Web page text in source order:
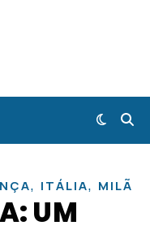
, ITÁLIA, MILÃO
UM